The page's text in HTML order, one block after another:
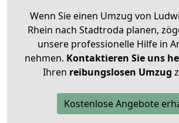
Wenn Sie einen Umzug von
Rhein nach Stadtroda planen,
unsere professionelle Hilfe in
nehmen. Kontaktieren Sie uns
Ihren reibungslosen Umzug
Kostenlose Angebote